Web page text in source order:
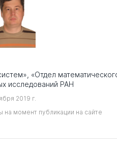
«Отдел
исследований РАН
2019 г.
момент публикации на сайте